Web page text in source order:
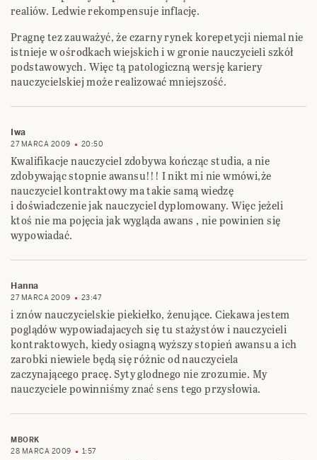
realiów. Ledwie rekompensuje inflację.
Pragnę tez zauważyć, że czarny rynek korepetycji niemal nie
istnieje w ośrodkach wiejskich i w gronie nauczycieli szkół
podstawowych. Więc tą patologiczną wersję kariery
nauczycielskiej może realizować mniejszość.
Iwa
27 MARCA 2009 20:50
Kwalifikacje nauczyciel zdobywa kończąc studia, a nie
zdobywając stopnie awansu!!! I nikt mi nie wmówi,że
nauczyciel kontraktowy ma takie samą wiedzę
i doświadczenie jak nauczyciel dyplomowany. Więc jeżeli
ktoś nie ma pojęcia jak wygląda awans , nie powinien się
wypowiadać.
Hanna
27 MARCA 2009 23:47
i znów nauczycielskie piekiełko, żenujące. Ciekawa jestem
poglądów wypowiadajacych się tu stażystów i nauczycieli
kontraktowych, kiedy osiagną wyższy stopień awansu a ich
zarobki niewiele będą się różnic od nauczyciela
zaczynającego pracę. Syty glodnego nie zrozumie. My
nauczyciele powinniśmy znać sens tego przysłowia.
MBORK
28 MARCA 2009
1:57